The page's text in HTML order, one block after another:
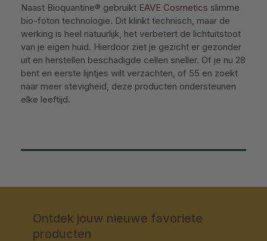
Naast Bioquantine® gebruikt EAVE Cosmetics slimme
bio-foton technologie. Dit klinkt technisch, maar de
werking is heel natuurlijk, het verbetert de lichtuitstoot
van je eigen huid. Hierdoor ziet je gezicht er gezonder
uit en herstellen beschadigde cellen sneller. Of je nu 28
bent en eerste lijntjes wilt verzachten, of 55 en zoekt
naar meer stevigheid, deze producten ondersteunen
elke leeftijd.
Ontdek jouw nieuwe favoriete
producten